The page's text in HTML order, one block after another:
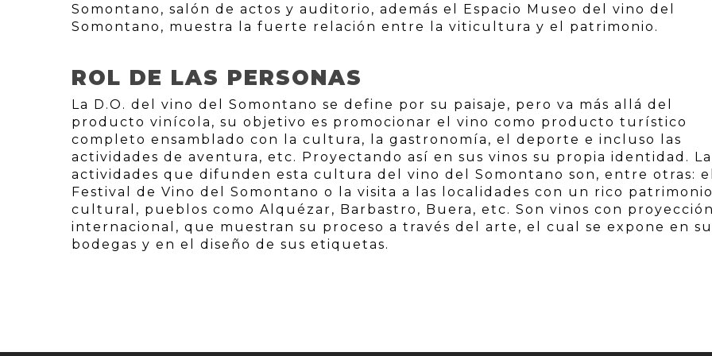
Somontano, salón de actos y auditorio, además el Espacio Museo del vino del
Somontano, muestra la fuerte relación entre la viticultura y el patrimonio.
ROL DE LAS PERSONAS
La D.O. del vino del Somontano se define por su paisaje, pero va más allá del
producto vinícola, su objetivo es promocionar el vino como producto turístico
completo ensamblado con la cultura, la gastronomía, el deporte e incluso las
actividades de aventura, etc. Proyectando así en sus vinos su propia identidad.
actividades que difunden esta cultura del vino del Somontano son, entre otras: el
Festival de Vino del Somontano o la visita a las localidades con un rico patrimonio
cultural, pueblos como Alquézar, Barbastro, Buera, etc. Son vinos con proyección
internacional, que muestran su proceso a través del arte, el cual se expone en
bodegas y en el diseño de sus etiquetas.